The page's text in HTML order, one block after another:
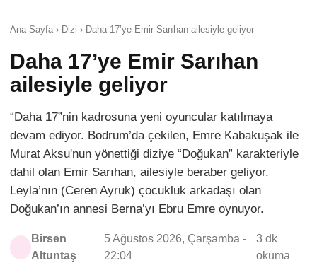
Ana Sayfa › Dizi › Daha 17’ye Emir Sarıhan ailesiyle geliyor
Daha 17’ye Emir Sarıhan
ailesiyle geliyor
“Daha 17”nin kadrosuna yeni oyuncular katılmaya
devam ediyor. Bodrum’da çekilen, Emre Kabakuşak ile
Murat Aksu'nun yönettiği diziye “Doğukan” karakteriyle
dahil olan Emir Sarıhan, ailesiyle beraber geliyor.
Leyla’nın (Ceren Ayruk) çocukluk arkadaşı olan
Doğukan’ın annesi Berna’yı Ebru Emre oynuyor.
Birsen
Altuntaş
5 Ağustos 2026, Çarşamba -
22:04
3 dk
okuma